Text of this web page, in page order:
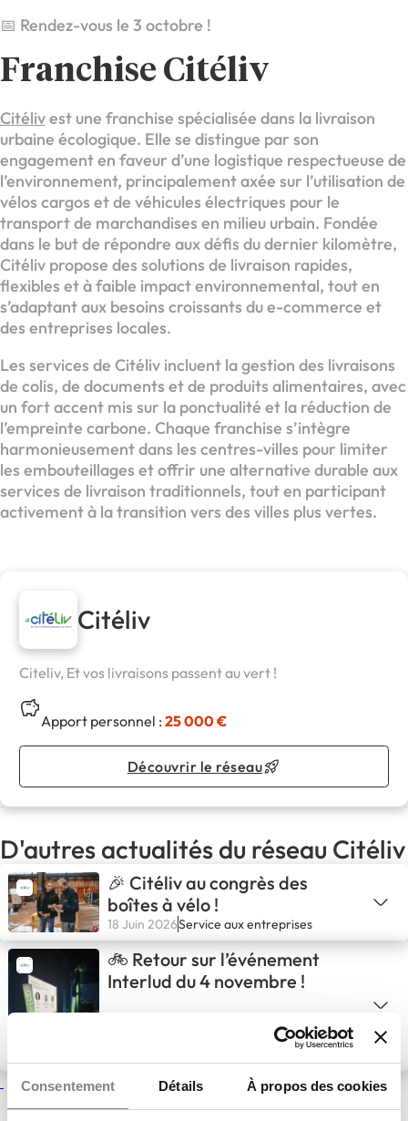
Consentement Détails À propos des cookies
📅 Rendez-vous le 3 octobre !
Franchise Citéliv
Citélivest une franchise spécialisée dans la livraison
urbaine écologique. Elle se distingue par son
engagement en faveur d’une logistique respectueuse de
l’environnement, principalement axée sur l’utilisation de
vélos cargos et de véhicules électriques pour le
transport de marchandises en milieu urbain. Fondée
dans le but de répondre aux défis du dernier kilomètre,
Citéliv propose des solutions de livraison rapides,
flexibles et à faible impact environnemental, tout en
s’adaptant aux besoins croissants du e-commerce et
des entreprises locales.
Les services de Citéliv incluent la gestion des livraisons
de colis, de documents et de produits alimentaires, avec
un fort accent mis sur la ponctualité et la réduction de
l’empreinte carbone. Chaque franchise s’intègre
harmonieusement dans les centres-villes pour limiter
les embouteillages et offrir une alternative durable aux
services de livraison traditionnels, tout en participant
activement à la transition vers des villes plus vertes.
Citéliv
Citeliv, Et vos livraisons passent au vert !
Apport personnel :25 000 €
Découvrir le réseau
D'autres actualités du réseau Citéliv
🎉 Citéliv au congrès des
boîtes à vélo !
18 Juin 2026Service aux entreprises
🚲 Retour sur l’événement
Interlud du 4 novembre !
Service aux entreprises
Jérôme Langue, dirigeant
franchisé Citéliv Lyon depuis 1